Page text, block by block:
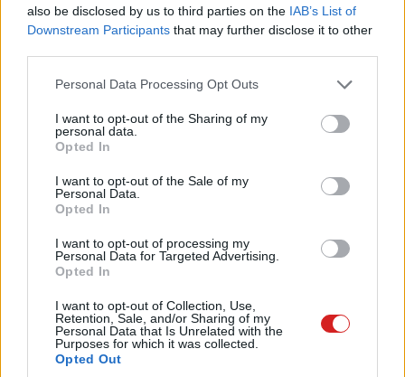
also be disclosed by us to third parties on the IAB’s List of
Downstream Participants that may further disclose it to other
Please note that this website/app uses one or more Google
not limited to your visit or usage behaviour. You may click to
grant or deny consent to Google and its third-party tags to
use your data for below specified purposes in below Google
consent section.
Personal Data Processing Opt Outs
I want to opt-out of the Sharing of my
personal data.
Opted In
I want to opt-out of the Sale of my
Personal Data.
Opted In
I want to opt-out of processing my
Personal Data for Targeted Advertising.
Opted In
I want to opt-out of Collection, Use,
Retention, Sale, and/or Sharing of my
Personal Data that Is Unrelated with the
Purposes for which it was collected.
Opted Out
operációs rendszer hálózati API-jába egy friss kódot,
aminek az lehet a célja, hogy korlátozhassuk az
adatáramlás sávszélességét.
Ez a funkció olyan lehetőséget adna a fejlesztők kezébe,
amivel azok wifi és mobilhálózat esetén is
megszabhatják a gyorsaságot, ezt követően pedig még
végső soron részletesebb képet kaphatnának az app
működéséről. Habár elképzelhető, hogy ez az apróság
ugyanis előfeltétele lehet egy kompatibilis kernellel
rendelkező eszköz.
Az említett funkciót várhatóan az Android 13 első
bétájában próbálhatják majd ki a fejlesztők.